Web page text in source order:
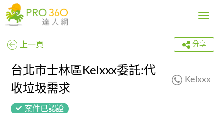
Toggle
上一頁 分享
台北市士林區Kelxxx委託:代
收垃圾需求
Kelxxx
案件已認證